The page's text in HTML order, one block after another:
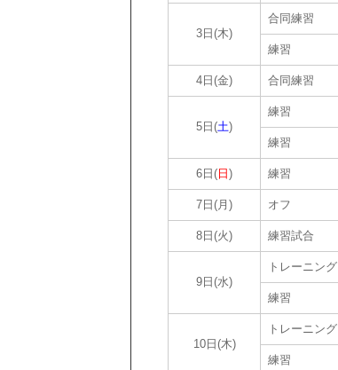
3日(木)
合同練習
練習
4日(金) 合同練習
5日(土)
練習
練習
6日( 日) 練習
7日(月) オフ
8日(火) 練習試合
9日(水)
トレーニング
練習
10日(木)
トレーニング
練習